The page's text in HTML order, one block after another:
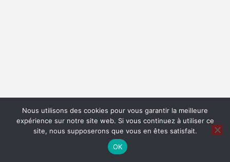
Nous utilisons des cookies pour vous garantir la meilleure
expérience sur notre site web. Si vous continuez à utiliser ce
site, nous supposerons que vous en êtes satisfait.
OK